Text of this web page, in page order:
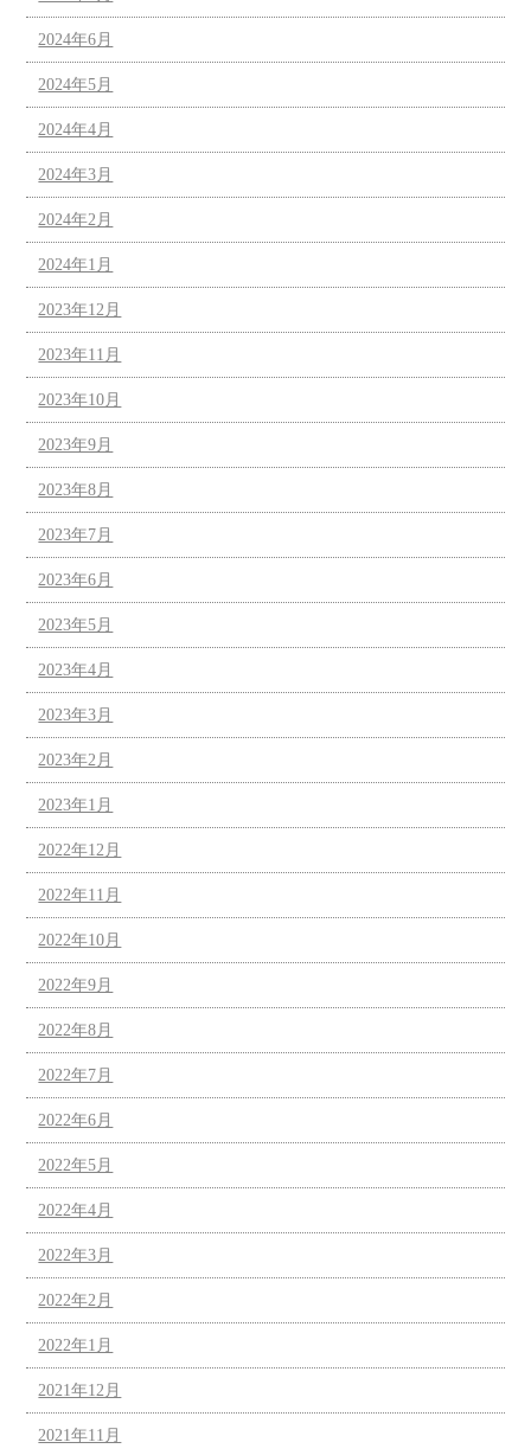
2024年6月
2024年5月
2024年4月
2024年3月
2024年2月
2024年1月
2023年12月
2023年11月
2023年10月
2023年9月
2023年8月
2023年7月
2023年6月
2023年5月
2023年4月
2023年3月
2023年2月
2023年1月
2022年12月
2022年11月
2022年10月
2022年9月
2022年8月
2022年7月
2022年6月
2022年5月
2022年4月
2022年3月
2022年2月
2022年1月
2021年12月
2021年11月